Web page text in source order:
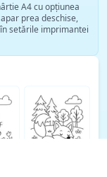
A4 cu opțiunea
prea deschise,
setările imprimantei